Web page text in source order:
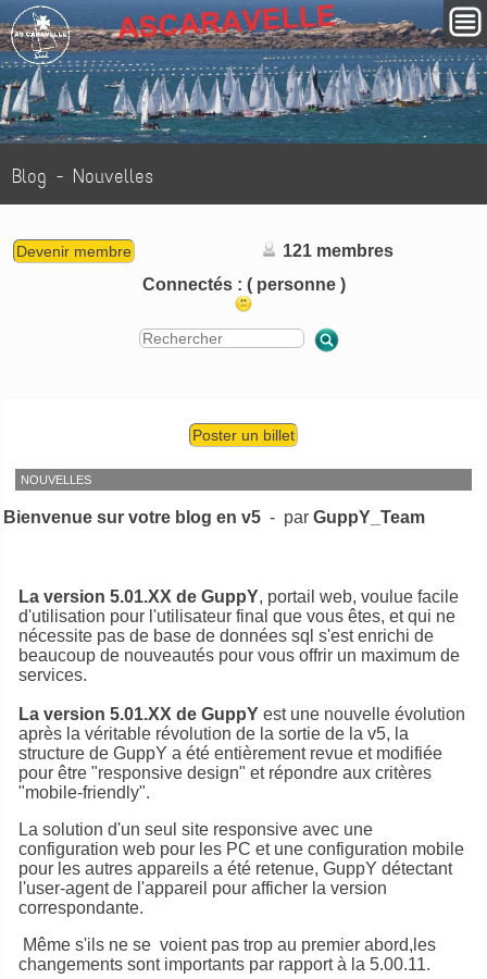
Blog - Nouvelles
Devenir membre
121 membres
Connectés : ( personne )
Poster un billet
NOUVELLES
Bienvenue sur votre blog en v5 - parGuppY_Team
La version 5.01.XX de GuppY, portail web, voulue facile
d'utilisation pour l'utilisateur final que vous êtes, et qui ne
nécessite pas de base de données sql s'est enrichi de
beaucoup de nouveautés pour vous offrir un maximum de
services.
La version 5.01.XX de GuppY est une nouvelle évolution
après la véritable révolution de la sortie de la v5, la
structure de GuppY a été entièrement revue et modifiée
pour être "responsive design" et répondre aux critères
"mobile-friendly".
La solution d'un seul site responsive avec une
configuration web pour les PC et une configuration mobile
pour les autres appareils a été retenue, GuppY détectant
l'user-agent de l'appareil pour afficher la version
correspondante.
Même s'ils ne se voient pas trop au premier abord,les
changements sont importants par rapport à la 5.00.11.